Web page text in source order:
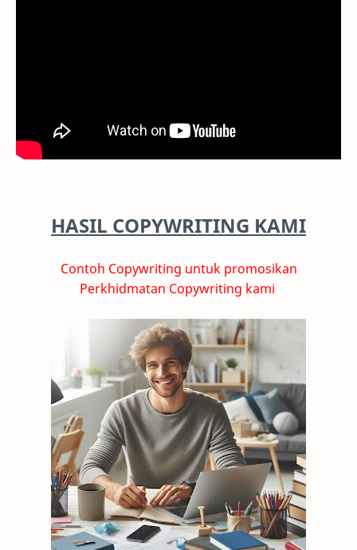
HASIL COPYWRITING KAMI
Contoh Copywriting untuk promosikan
Perkhidmatan Copywriting kami